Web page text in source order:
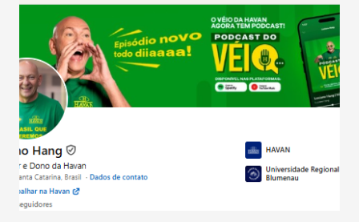
confraternizações de fim de ano e pelo pagamento do 13º
Salário para um número maior de trabalhadores, já que o
país tem a menor taxa de desemprego dos anos recentes.
Ainda segundo a Pesquisa, em novembro de 2025, 40% dos
bares e restaurantes operaram com lucro e outros 40%
registraram equilíbrio financeiro. Já o percentual de
estabelecimentos no prejuízo ficou em 19%, pouco abaixo
do observado no mês anterior. Outros 1% não existiam em
novembro. Em relação a outubro, o faturamento também